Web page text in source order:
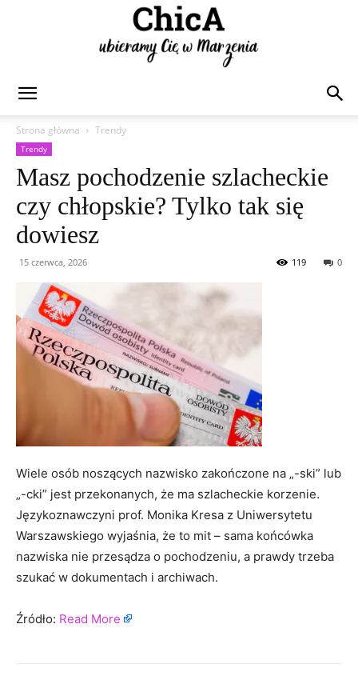
Strona główna
Trendy
Trendy
Masz pochodzenie szlacheckie
czy chłopskie? Tylko tak się
dowiesz
15 czerwca, 2026 0
119
Wiele osób noszących nazwisko zakończone na „-ski” lub
„-cki” jest przekonanych, że ma szlacheckie korzenie.
Językoznawczyni prof. Monika Kresa z Uniwersytetu
Warszawskiego wyjaśnia, że to mit – sama końcówka
nazwiska nie przesądza o pochodzeniu, a prawdy trzeba
szukać w dokumentach i archiwach.
Źródło: Read More